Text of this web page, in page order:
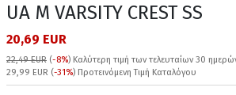
UA M VARSITY CREST SS
20,69 EUR
22,49 EUR (-8%) Καλύτερη τιμή των τελευταίων 30
29,99 EUR (-31%) Προτεινόμενη Τιμή Καταλόγου